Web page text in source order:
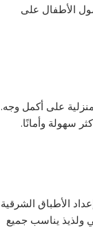
الأطفال على
على أكمل وجه.
سهولة وأمانًا.
الأطباق الشرقية
ولذيذ يناسب جميع